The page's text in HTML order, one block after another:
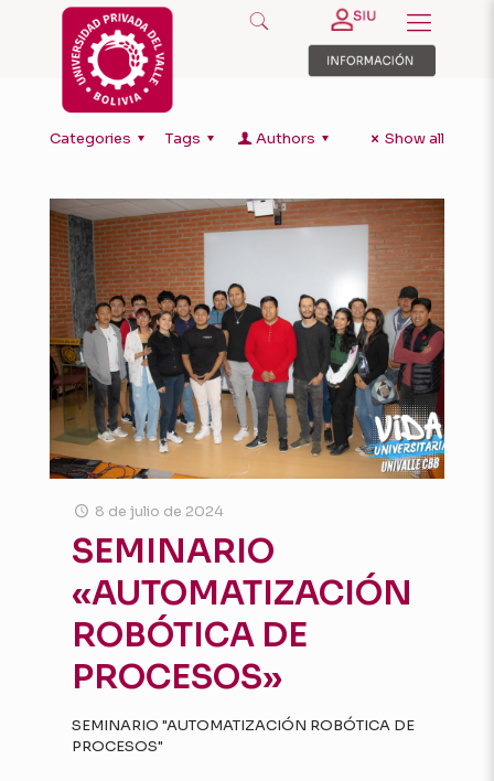
Categories Tags Authors Show all
8 de julio de 2024
SEMINARIO
«AUTOMATIZACIÓN
ROBÓTICA DE
PROCESOS»
SEMINARIO "AUTOMATIZACIÓN ROBÓTICA DE
PROCESOS"